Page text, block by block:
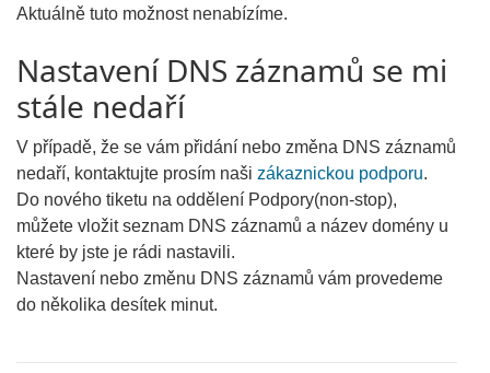
Aktuálně tuto možnost nenabízíme.
Nastavení DNS záznamů se mi
stále nedaří
V případě, že se vám přidání nebo změna DNS záznamů
nedaří, kontaktujte prosím naši zákaznickou podporu.
Do nového tiketu na oddělení Podpory(non-stop),
můžete vložit seznam DNS záznamů a název domény u
které by jste je rádi nastavili.
Nastavení nebo změnu DNS záznamů vám provedeme
do několika desítek minut.